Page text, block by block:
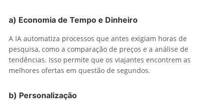
a) Economia de Tempo e Dinheiro
A IA automatiza processos que antes exigiam horas de
pesquisa, como a comparação de preços e a análise de
tendências. Isso permite que os viajantes encontrem as
melhores ofertas em questão de segundos.
b) Personalização